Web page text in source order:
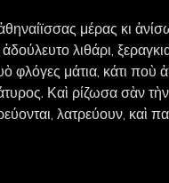
μέρας κι
λιθάρι,
μάτια, κάτι ποὺ
Καὶ ρίζωσα σὰν
λατρεύουν, καὶ